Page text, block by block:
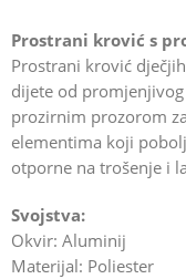
Prostrani krović s
Prostrani krović
dijete od
prozirnim prozorom
elementima koji
otporne na trošenje i
Svojstva:
Okvir: Aluminij
Materijal: Poliester